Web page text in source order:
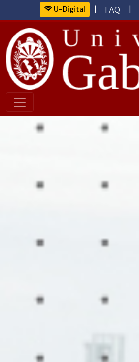
U-Digital FAQ